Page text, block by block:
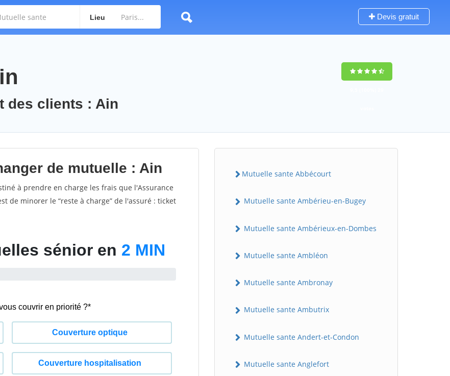
Lieu Devis gratuit
des clients : Ain
de mutuelle : Ain
à prendre en charge les frais que l'Assurance
de minorer le “reste à charge” de l'assuré : ticket
Mutuelle sante Abbécourt
Mutuelle sante Ambérieu-en-Bugey
Mutuelle sante Ambérieux-en-Dombes
Mutuelle sante Ambléon
Mutuelle sante Ambronay
Mutuelle sante Ambutrix
Mutuelle sante Andert-et-Condon
Mutuelle sante Anglefort